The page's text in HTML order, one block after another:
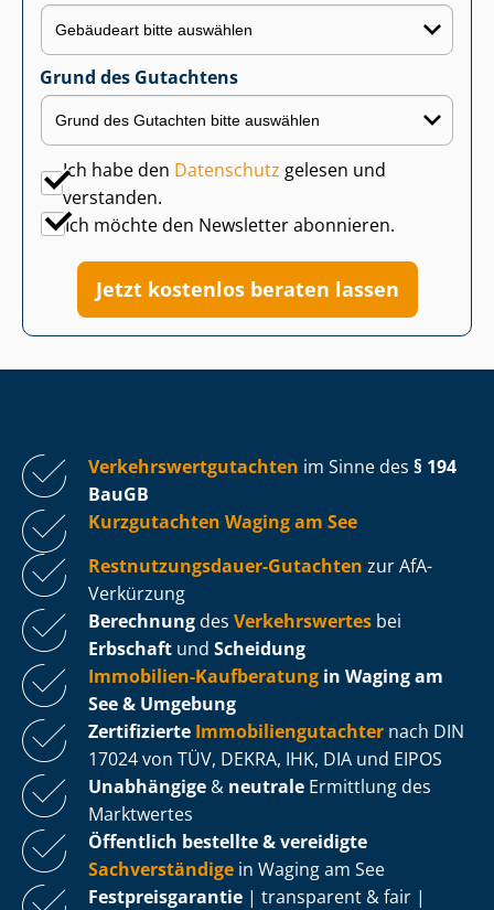
Grund des Gutachtens
Ich habe den Datenschutz gelesen und
verstanden.
Ich möchte den Newsletter abonnieren.
Jetzt kostenlos beraten lassen
Ver­kehrs­wert­gut­ach­ten im Sinne des § 194
BauGB
Kurzgutachten Waging am See
Rest­nut­zungs­dau­er-Gutachten zur AfA-
Verkürzung
Berechnung des Verkehrswertes bei
Erbschaft und Scheidung
Immobilien-Kaufberatung in Waging am
See & Umgebung
Zertifizierte Im­mo­bi­li­en­gut­ach­ter nach DIN
17024 von TÜV, DEKRA, IHK, DIA und EIPOS
Unabhängige & neutrale Ermittlung des
Marktwertes
Öffentlich bestellte & vereidigte
Sachverständige in Waging am See
Fest­preis­ga­ran­tie | transparent & fair |